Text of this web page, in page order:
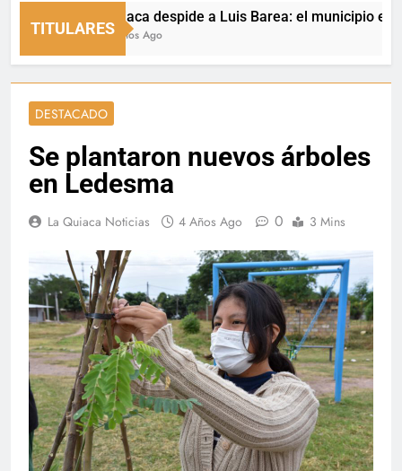
TITULARES
La Quiaca despide a Luis Barea: el municipio expresó
59 Minutos Ago
DESTACADO
Se plantaron nuevos árboles
en Ledesma
La Quiaca Noticias 4 Años Ago 0 3 Mins